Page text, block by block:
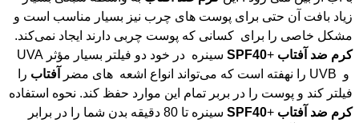
مشکل خاصی را برای کسانی که پوست چربی دارند ایجاد نمی‌کند.
کرم ضد آفتاب +
SPF40
سینره در خود دو فیلتر بسیار مؤثر UVA
و UVB را نهفته است که می‌تواند انواع اشعه های مضر
آفتاب را
فیلتر کند و پوست را در بربر تمام این موارد حفظ کند. نحوه استفاده
کرم ضد آفتاب +
SPF40
سینره تا 80 دقیقه بدن شما را در برابر